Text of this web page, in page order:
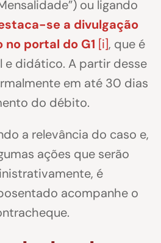
ou ligando
se a divulgação
portal do G1 [i], que é
e didático. A partir desse
em até 30 dias
do débito.
a relevância do caso e,
ações que serão
é
acompanhe o